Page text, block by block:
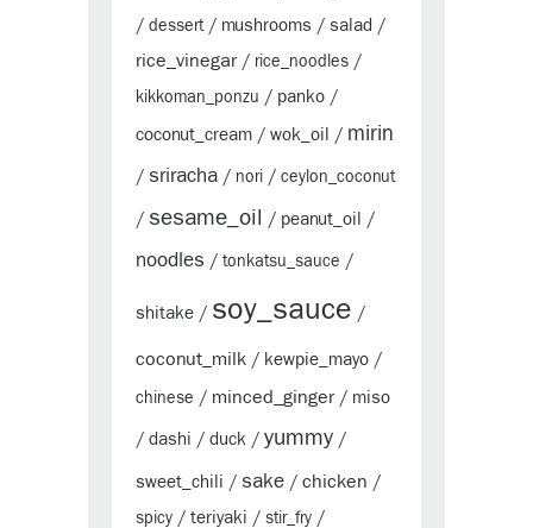
/ dessert/ mushrooms / salad /
rice_vinegar/ rice_noodles /
kikkoman_ponzu / panko /
coconut_cream / wok_oil / mirin
/ sriracha / nori / ceylon_coconut
/ sesame_oil / peanut_oil /
noodles / tonkatsu_sauce /
shitake / soy_sauce /
coconut_milk / kewpie_mayo /
chinese / minced_ginger/ miso
/ dashi / duck / yummy /
sweet_chili / sake / chicken /
spicy / teriyaki / stir_fry /